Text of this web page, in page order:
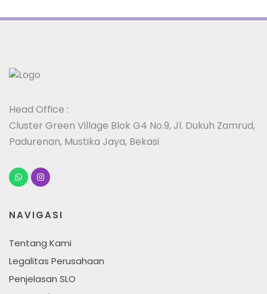
Head Office :
Cluster Green Village Blok G4 No.9, Jl. Dukuh Zamrud,
Padurenan, Mustika Jaya, Bekasi
NAVIGASI
Tentang Kami
Legalitas Perusahaan
Penjelasan SLO